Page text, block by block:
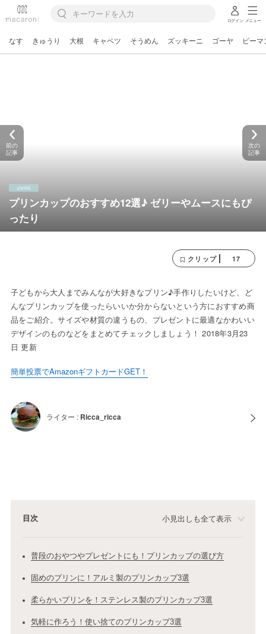
ログイン メニュー
なす きゅうり 大根 キャベツ そうめん ズッキーニ ゴーヤ ピーマ
プリンカップのおすすめ12選♪ ゼリーやムースにもぴ
ったり
前の
記事
次の
記事
クリップ 17
子どもから大人までみんなが大好きなプリン♪手作りしたいけど、ど
んなプリンカップを使ったらいいか分からないという方におすすめ商
品をご紹介。サイズや材質の違うもの、プレゼントに最適なかわいい
デザインのものなどをまとめてチェックしましょう！ 2018年3月23
日 更新
簡単投票でAmazonギフトカードGET！
ライター : Ricca_ricca
目次 小見出しも全て表示
普段のおやつやプレゼントにも！プリンカップの選び方
固めのプリンに！アルミ製のプリンカップ3選
柔らかいプリンを！ステンレス製のプリンカップ3選
気軽に作ろう！使い捨てのプリンカップ3選